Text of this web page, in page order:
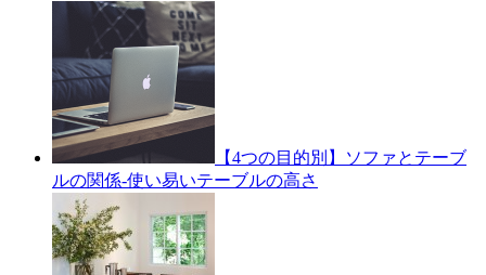
【4つの目的別】ソファとテーブ
ルの関係-使い易いテーブルの高さ